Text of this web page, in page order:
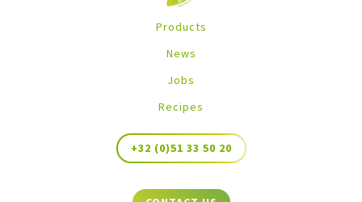
Products
News
Jobs
Recipes
+32 (0)51 33 50 20